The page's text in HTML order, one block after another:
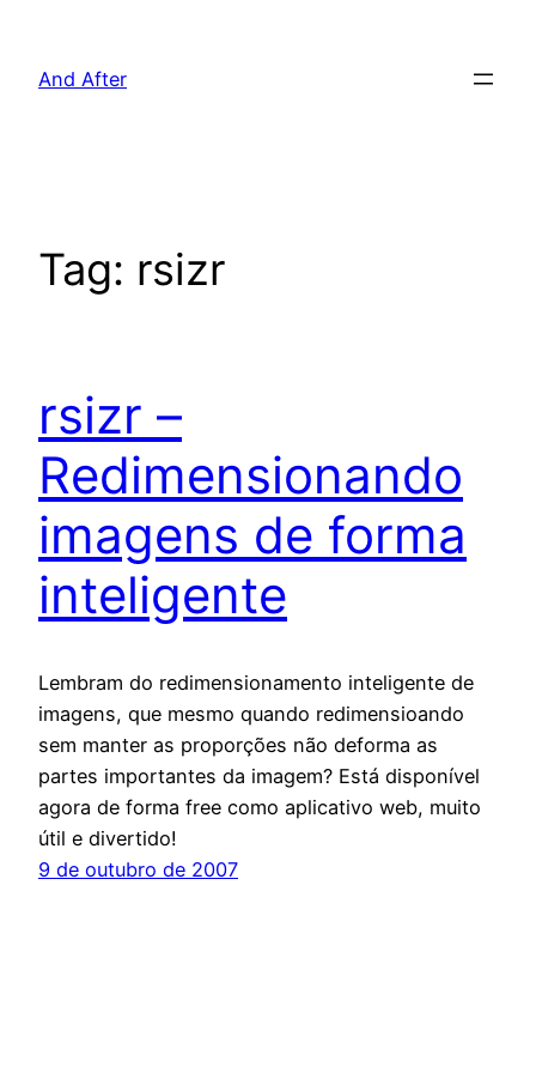
And After
Tag: rsizr
rsizr –
Redimensionando
imagens de forma
inteligente
Lembram do redimensionamento inteligente de
imagens, que mesmo quando redimensioando
sem manter as proporções não deforma as
partes importantes da imagem? Está disponível
agora de forma free como aplicativo web, muito
útil e divertido!
9 de outubro de 2007